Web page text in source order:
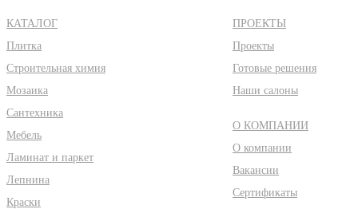
КАТАЛОГ
Плитка
Строительная химия
Мозаика
Сантехника
Мебель
Ламинат и паркет
Лепнина
Краски
ПРОЕКТЫ
Проекты
Готовые решения
Наши салоны
О КОМПАНИИ
О компании
Вакансии
Сертификаты